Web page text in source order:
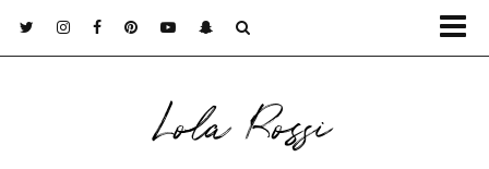
Lola Rossi